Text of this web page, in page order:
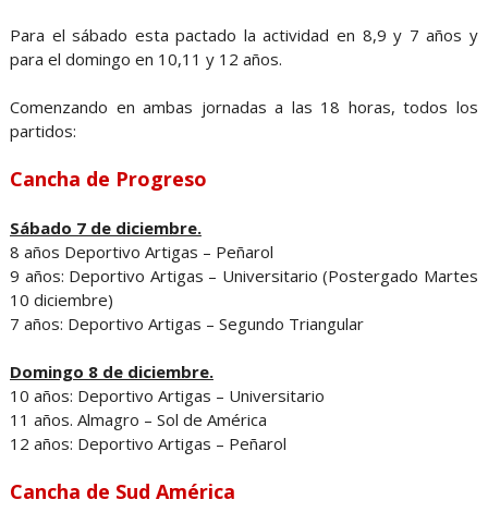
Para el sábado esta pactado la actividad en 8,9 y 7 años y
para el domingo en 10,11 y 12 años.
Comenzando en ambas jornadas a las 18 horas, todos los
partidos:
Cancha de Progreso
Sábado 7 de diciembre.
8 años Deportivo Artigas – Peñarol
9 años: Deportivo Artigas – Universitario (Postergado Martes
10 diciembre)
7 años: Deportivo Artigas – Segundo Triangular
Domingo 8 de diciembre.
10 años: Deportivo Artigas – Universitario
11 años. Almagro – Sol de América
12 años: Deportivo Artigas – Peñarol
Cancha de Sud América